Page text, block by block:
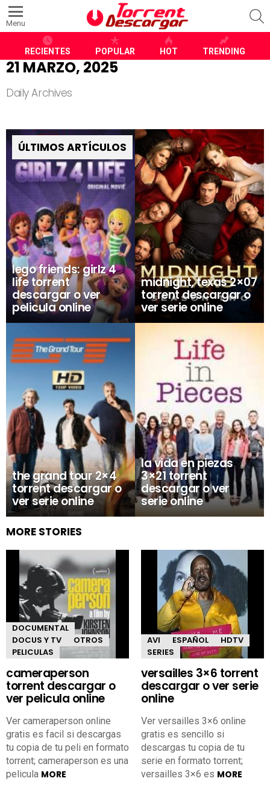
Menu
RECIENTES POPULAR HOT TRENDING
21 MARZO, 2025
Daily Archives
ÚLTIMOS ARTÍCULOS
lego friends: girlz 4
life torrent
descargar o ver
pelicula online
midnight, texas 2×07
torrent descargar o
ver serie online
the grand tour 2×4
torrent descargar o
ver serie online
la vida en piezas
3×21 torrent
descargar o ver
serie online
MORE STORIES
DOCUMENTAL
DOCUS Y TV
OTROS
PELICULAS
cameraperson
torrent descargar o
ver pelicula online
Ver cameraperson online
gratis es facil si descargas
tu copia de tu peli en formato
torrent; cameraperson es una
pelicula MORE
AVI ESPAÑOL
HDTV
SERIES
versailles 3×6 torrent
descargar o ver serie
online
Ver versailles 3×6 online
gratis es sencillo si
descargas tu copia de tu
serie en formato torrent;
versailles 3×6 es MORE